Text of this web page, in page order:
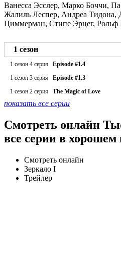
Ванесса Эсслер, Марко Боччи,
Жалиль Леспер, Андреа Тидона,
Циммерман, Стипе Эрцег, Рольф
1 сезон
1 сезон 4 серия
Episode #1.4
1 сезон 3 серия
Episode #1.3
1 сезон 2 серия
The Magic of Love
показать все серии
Смотреть онлайн
все серии в хорошем
Смотреть онлайн
Зеркало I
Трейлер